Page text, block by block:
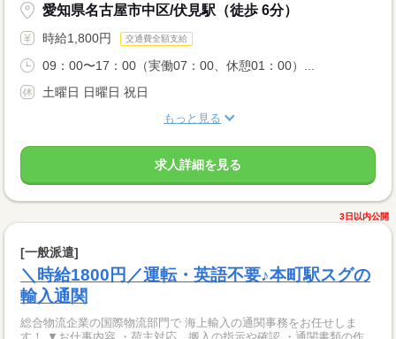
愛知県名古屋市中区/伏見駅（徒歩 6分）
時給1,800円 交通費全額支給
09：00〜17：00（実働07：00、休憩01：00）...
土曜日 日曜日 祝日
もっと見る
求人詳細を見る
3日以内公開
[一般派遣]
＼時給1800円／運転・英語不要♪本町駅スグの
輸入通関
総合物流企業の国際物流部門で 海上輸入の通関事務をお任せしま